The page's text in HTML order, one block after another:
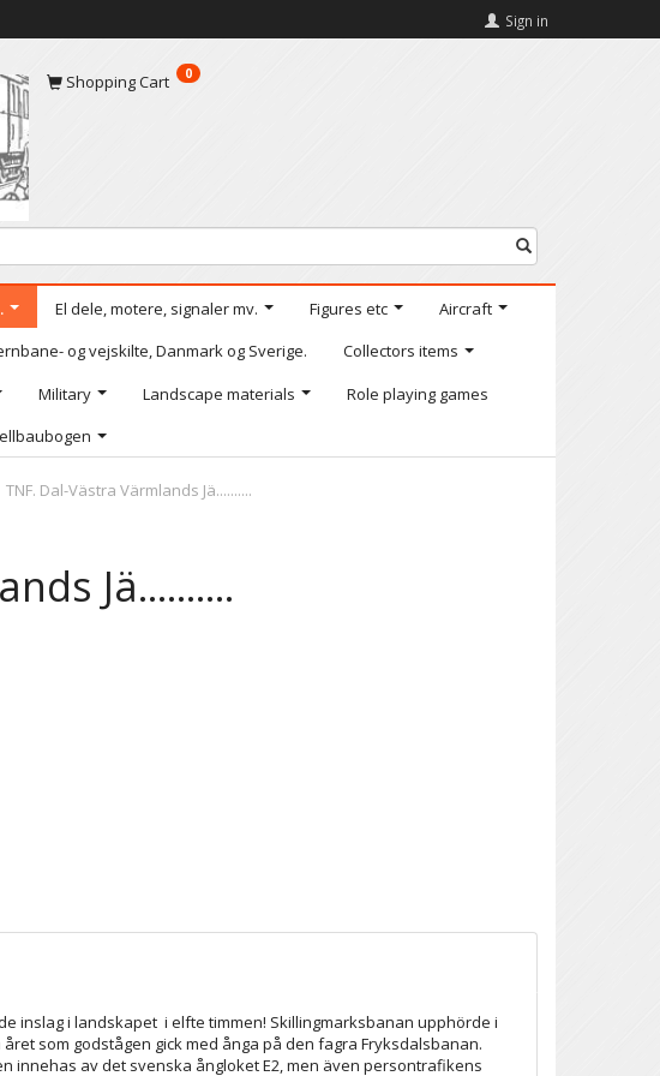
Sign in
Shopping Cart 0
El dele, motere, signaler mv. Figures etc
Aircraft
og vejskilte, Danmark og Sverige.
Collectors items
Military Landscape materials
Role playing games
TNF. Dal-Västra Värmlands Jä..........
Jä..........
inslag i landskapet  i elfte timmen! Skillingmarksbanan upphörde i
som godstågen gick med ånga på den fagra Fryksdalsbanan.
innehas av det svenska ångloket E2, men även persontrafikens